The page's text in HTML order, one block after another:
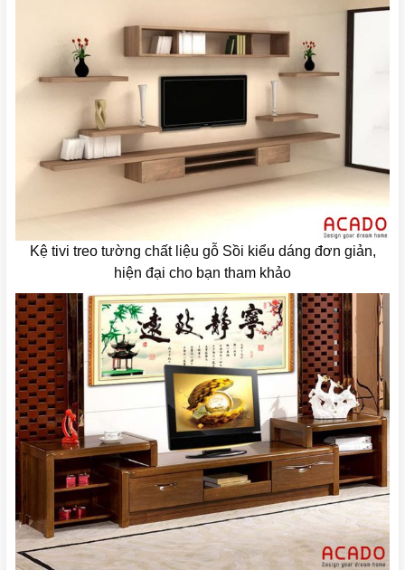
Kệ tivi treo tường chất liệu gỗ Sồi kiểu dáng đơn giản,
hiện đại cho bạn tham khảo